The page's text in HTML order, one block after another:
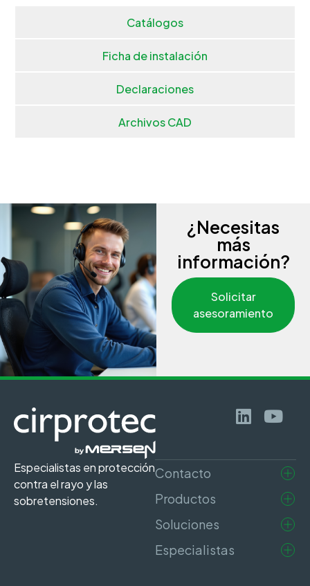
Catálogos
Ficha de instalación
Declaraciones
Archivos CAD
¿Necesitas
más
información?
Solicitar
asesoramiento
Especialistas en protección
contra el rayo y las
sobretensiones.
Contacto
Productos
Soluciones
Especialistas